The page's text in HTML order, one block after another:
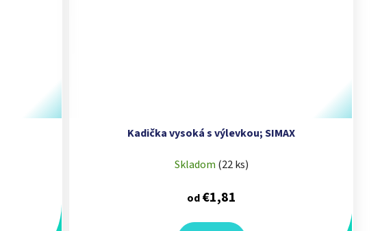
Kadička vysoká s výlevkou; SIMAX
Skladom (22 ks)
od€1,81